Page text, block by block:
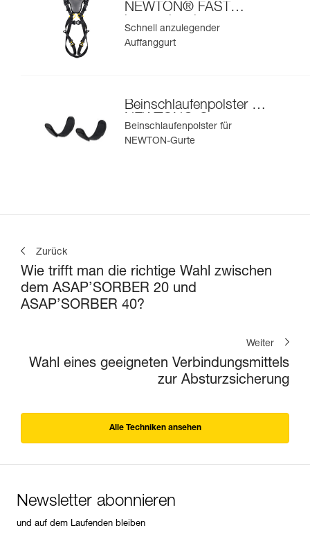
NEWTON® FAST
internationale
Ausführung
Schnell anzulegender
Auffanggurt
Beinschlaufenpolster für
NEWTON®-Gurte
Beinschlaufenpolster für
NEWTON-Gurte
Zurück
Wie trifft man die richtige Wahl zwischen
dem ASAP’SORBER 20 und
ASAP’SORBER 40?
Weiter
Wahl eines geeigneten Verbindungsmittels
zur Absturzsicherung
Alle Techniken ansehen
Newsletter abonnieren
und auf dem Laufenden bleiben